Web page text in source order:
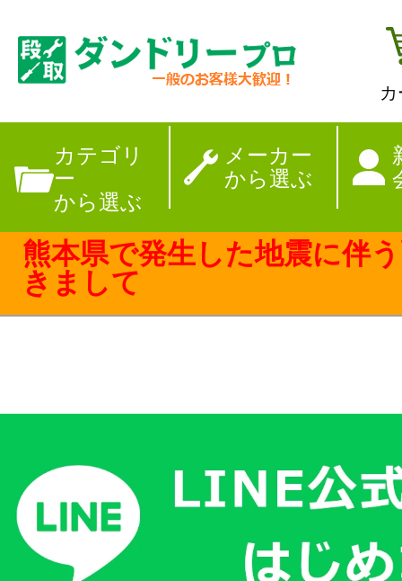
カテゴリ
ー
から選ぶ
メーカー
から選ぶ
【夏季休暇のお
熊本県で発生した地震に伴
きまして